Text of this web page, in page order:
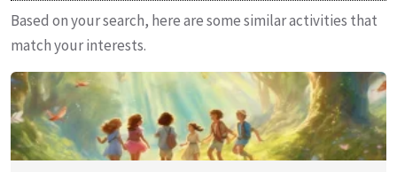
Based on your search, here are some similar activities that
match your interests.